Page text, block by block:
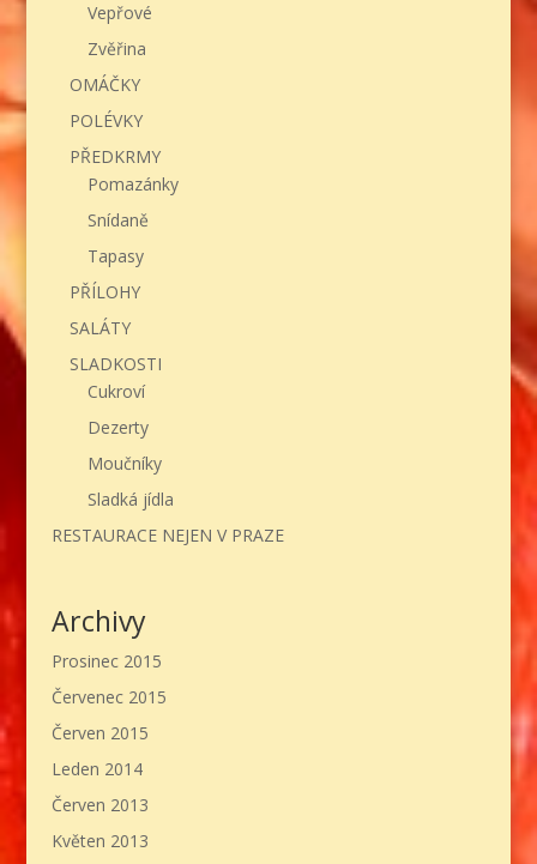
Vepřové
Zvěřina
OMÁČKY
POLÉVKY
PŘEDKRMY
Pomazánky
Snídaně
Tapasy
PŘÍLOHY
SALÁTY
SLADKOSTI
Cukroví
Dezerty
Moučníky
Sladká jídla
RESTAURACE NEJEN V PRAZE
Archivy
Prosinec 2015
Červenec 2015
Červen 2015
Leden 2014
Červen 2013
Květen 2013